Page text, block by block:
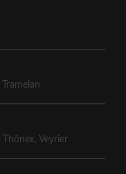
Tramelan
Thônex, Veyrier